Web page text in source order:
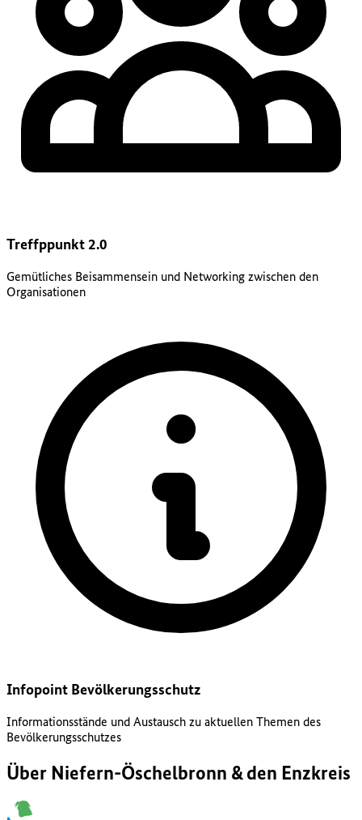
Treffppunkt 2.0
Gemütliches Beisammensein und Networking zwischen den
Organisationen
Infopoint Bevölkerungsschutz
Informationsstände und Austausch zu aktuellen Themen des
Bevölkerungsschutzes
Über Niefern-Öschelbronn & den Enzkreis